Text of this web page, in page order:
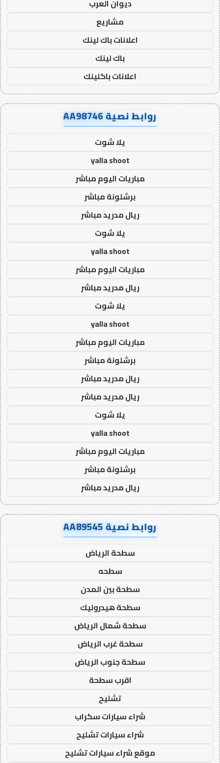
ديوان العرب
مشاريع
اعلانات باك لينك
باك لينك
اعلانات باكلينك
روابط نصية AA98746
يلا شوت
yalla shoot
مباريات اليوم مباشر
برشلونة مباشر
ريال مدريد مباشر
يلا شوت
yalla shoot
مباريات اليوم مباشر
ريال مدريد مباشر
يلا شوت
yalla shoot
مباريات اليوم مباشر
برشلونة مباشر
ريال مدريد مباشر
ريال مدريد مباشر
يلا شوت
yalla shoot
مباريات اليوم مباشر
برشلونة مباشر
ريال مدريد مباشر
روابط نصية AA89545
سطحة الرياض
سطحه
سطحة بين المدن
سطحة هيدروليك
سطحة شمال الرياض
سطحة غرب الرياض
سطحة جنوب الرياض
اقرب سطحة
تشليح
شراء سيارات سكراب
شراء سيارات تشليح
موقع شراء سيارات تشليح